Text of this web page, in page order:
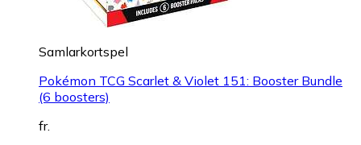
Samlarkortspel
Pokémon TCG Scarlet & Violet 151: Booster Bundle
(6 boosters)
fr.